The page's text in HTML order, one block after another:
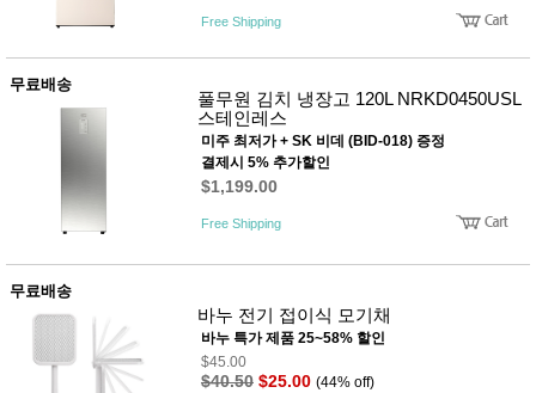
조제품
품
Diet/여
메이크
헤어케
어/향수
남성화
장품
미용제
Free Shipping
무료배송
풀무원 김치 냉장고 120L NRKD0450USL
스테인레스
미주 최저가 + SK 비데 (BID-018) 증정
결제시 5% 추가할인
$1,199.00
Free Shipping
무료배송
바누 전기 접이식 모기채
바누 특가 제품 25~58% 할인
$45.00
$40.50 $25.00 (44% off)